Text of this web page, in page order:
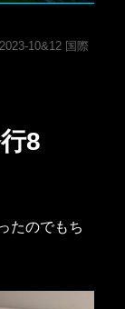
タ
2023-10&12 国際
8
たのでもち